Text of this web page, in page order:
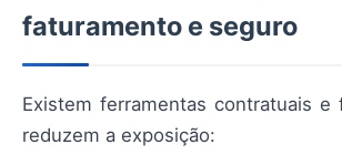
faturamento e seguro
Existem ferramentas contratuais e
reduzem a exposição: